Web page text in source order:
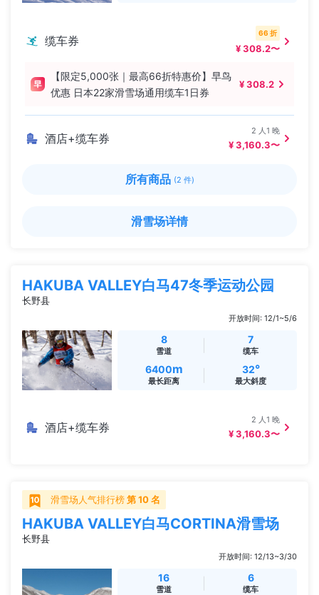
缆车券
66 折
¥ 308.2〜
【限定5,000张｜最高66折特惠价】早鸟
优惠 日本22家滑雪场通用缆车1日券
¥ 308.2
酒店+缆车券
2 人1 晚
¥ 3,160.3〜
所有商品 (2 件)
滑雪场详情
HAKUBA VALLEY白马47冬季运动公园
长野县
开放时间: 12/1~5/6
8
雪道
7
缆车
6400m
最长距离
32°
最大斜度
酒店+缆车券
2 人1 晚
¥ 3,160.3〜
滑雪场人气排行榜第 10 名
HAKUBA VALLEY白马CORTINA滑雪场
长野县
开放时间: 12/13~3/30
16
雪道
6
缆车